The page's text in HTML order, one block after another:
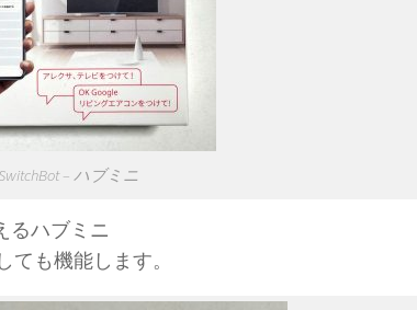
– ハブミニ
るハブミニ
ても機能します。